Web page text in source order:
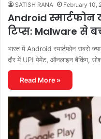
SATISH RANA February 10,
Android
टिप्स: Malware से
भारत में Android स्मार्टफोन सबसे
दौर में UPI पेमेंट, ऑनलाइन बैंकिंग,
Read More »